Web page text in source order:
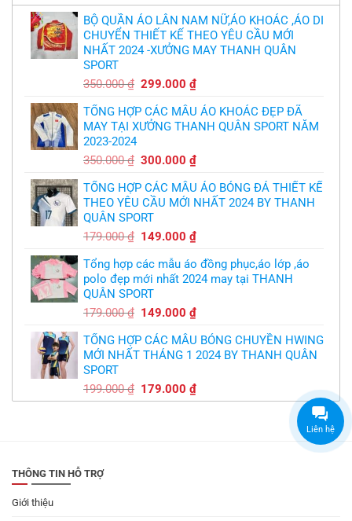
trích
cầu
thủ,
thừa
nhận
sự
thật
chát
bầy
quỷ
nhỏ
và
in
áo
bóng
chuyền
theo
,thiết
free
BỘ QUẦN ÁO LÂN NAM NỮ,ÁO KHOÁC ,ÁO DI
CHUYỂN THIẾT KẾ THEO YÊU CẦU MỚI
NHẤT 2024 -XƯỞNG MAY THANH QUÂN
SPORT
350.000₫ Giá
là:
350.000 ₫.
299.000₫Giá
tại
là:
TỔNG HỢP CÁC MẪU ÁO KHOÁC ĐẸP ĐÃ
MAY TẠI XƯỞNG THANH QUÂN SPORT NĂM
2023-2024
350.000₫ Giá
là:
350.000 ₫.
300.000₫Giá
tại
là:
TỔNG HỢP CÁC MẪU ÁO BÓNG ĐÁ THIẾT KẾ
THEO YÊU CẦU MỚI NHẤT 2024 BY THANH
QUÂN SPORT
179.000₫ Giá
là:
179.000 ₫.
149.000₫Giá
tại
là:
Tổng hợp các mẫu áo đồng phục,áo lớp ,áo
polo đẹp mới nhất 2024 may tại THANH
QUÂN SPORT
179.000₫ Giá
là:
179.000 ₫.
149.000₫Giá
tại
là:
TỔNG HỢP CÁC MẪU BÓNG CHUYỀN HWING
MỚI NHẤT THÁNG 1 2024 BY THANH QUÂN
SPORT
199.000₫ Giá
gốc
179.000₫Giá
hiện
THÔNG TIN HỖ TRỢ
Giới thiệu
Liên hệ